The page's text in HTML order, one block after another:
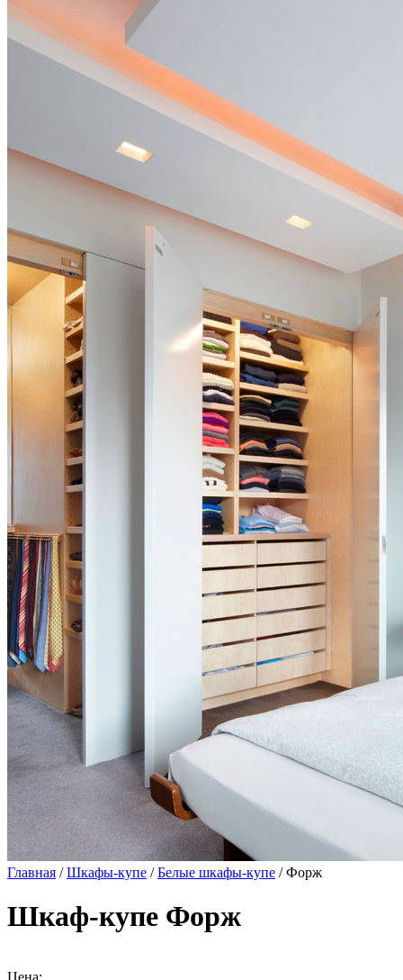
Главная /Шкафы-купе /Белые шкафы-купе / Форж
Шкаф-купе Форж
Цена: